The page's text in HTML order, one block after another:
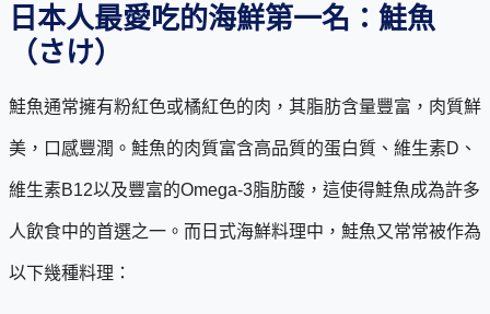
日本人最愛吃的海鮮第一名：鮭魚
（さけ）
鮭魚通常擁有粉紅色或橘紅色的肉，其脂肪含量豐富，肉質鮮
美，口感豐潤。鮭魚的肉質富含高品質的蛋白質、維生素D、
維生素B12以及豐富的Omega-3脂肪酸，這使得鮭魚成為許多
人飲食中的首選之一。而日式海鮮料理中，鮭魚又常常被作為
以下幾種料理：